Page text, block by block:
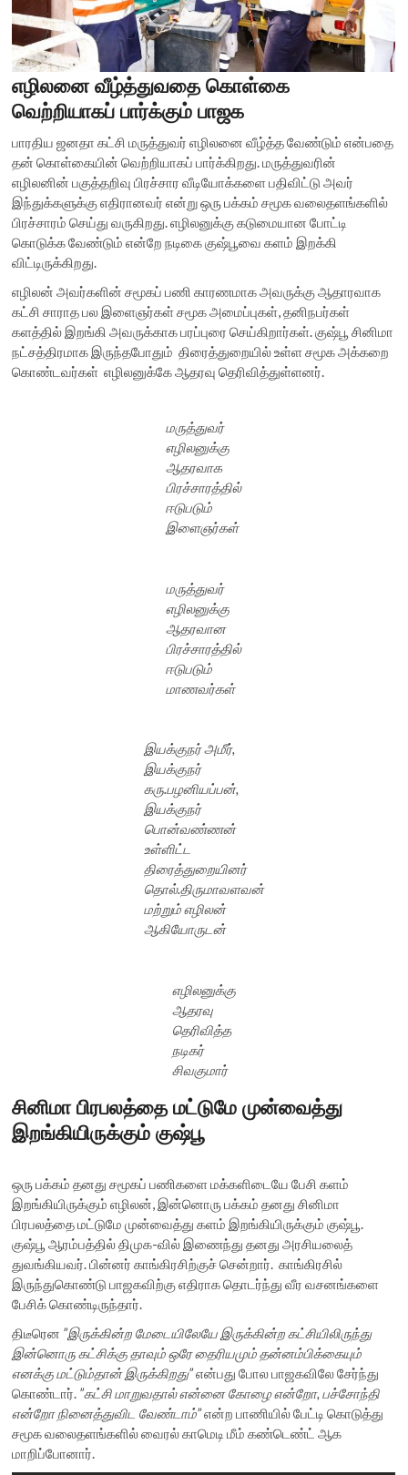
எழிலனை வீழ்த்துவதை கொள்கை
வெற்றியாகப் பார்க்கும் பாஜக
பாரதிய ஜனதா கட்சி மருத்துவர் எழிலனை வீழ்த்த வேண்டும் என்பதை
தன் கொள்கையின் வெற்றியாகப் பார்க்கிறது. மருத்துவரின்
எழிலனின் பகுத்தறிவு பிரச்சார வீடியோக்களை பதிவிட்டு அவர்
இந்துக்களுக்கு எதிரானவர் என்று ஒரு பக்கம் சமூக வலைதளங்களில்
பிரச்சாரம் செய்து வருகிறது. எழிலனுக்கு கடுமையான போட்டி
கொடுக்க வேண்டும் என்றே நடிகை குஷ்பூவை களம் இறக்கி
விட்டிருக்கிறது.
எழிலன் அவர்களின் சமூகப் பணி காரணமாக அவருக்கு ஆதாரவாக
கட்சி சாராத பல இளைஞர்கள் சமூக அமைப்புகள், தனிநபர்கள்
களத்தில் இறங்கி அவருக்காக பரப்புரை செய்கிறார்கள். குஷ்பூ சினிமா
நட்சத்திரமாக இருந்தபோதும் திரைத்துறையில் உள்ள சமூக அக்கறை
கொண்டவர்கள் எழிலனுக்கே ஆதரவு தெரிவித்துள்ளனர்.
மருத்துவர்
எழிலனுக்கு
ஆதரவாக
பிரச்சாரத்தில்
ஈடுபடும்
இளைஞர்கள்
மருத்துவர்
எழிலனுக்கு
ஆதரவான
பிரச்சாரத்தில்
ஈடுபடும்
மாணவர்கள்
இயக்குநர் அமீர்,
இயக்குநர்
கரு.பழனியப்பன்,
இயக்குநர்
பொன்வண்ணன்
உள்ளிட்ட
திரைத்துறையினர்
தொல்.திருமாவளவன்
மற்றும் எழிலன்
ஆகியோருடன்
எழிலனுக்கு
ஆதரவு
தெரிவித்த
நடிகர்
சிவகுமார்
சினிமா பிரபலத்தை மட்டுமே முன்வைத்து
இறங்கியிருக்கும் குஷ்பூ
ஒரு பக்கம் தனது சமூகப் பணிகளை மக்களிடையே பேசி களம்
இறங்கியிருக்கும் எழிலன், இன்னொரு பக்கம் தனது சினிமா
பிரபலத்தை மட்டுமே முன்வைத்து களம் இறங்கியிருக்கும் குஷ்பூ.
குஷ்பூ ஆரம்பத்தில் திமுக-வில் இணைந்து தனது அரசியலைத்
துவங்கியவர். பின்னர் காங்கிரசிற்குச் சென்றார். காங்கிரசில்
இருந்துகொண்டு பாஜகவிற்கு எதிராக தொடர்ந்து வீர வசனங்களை
பேசிக் கொண்டிருந்தார்.
திடீரென ”இருக்கின்ற மேடையிலேயே இருக்கின்ற கட்சியிலிருந்து
இன்னொரு கட்சிக்கு தாவும் ஒரே தைரியமும் தன்னம்பிக்கையும்
எனக்கு மட்டும்தான் இருக்கிறது”என்பது போல பாஜகவிலே சேர்ந்து
கொண்டார். ”கட்சி மாறுவதால் என்னை கோழை என்றோ, பச்சோந்தி
என்றோ நினைத்துவிட வேண்டாம்”என்ற பாணியில் பேட்டி கொடுத்து
சமூக வலைதளங்களில் வைரல் காமெடி மீம் கண்டெண்ட் ஆக
மாறிப்போனார்.